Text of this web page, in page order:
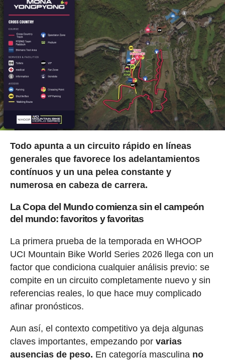
Todo apunta a un circuito rápido en líneas
generales que favorece los adelantamientos
contínuos y un una pelea constante y
numerosa en cabeza de carrera.
La Copa del Mundo comienza sin el campeón
del mundo: favoritos y favoritas
La primera prueba de la temporada en WHOOP
UCI Mountain Bike World Series 2026 llega con un
factor que condiciona cualquier análisis previo: se
compite en un circuito completamente nuevo y sin
referencias reales, lo que hace muy complicado
afinar pronósticos.
Aun así, el contexto competitivo ya deja algunas
claves importantes, empezando por varias
ausencias de peso. En categoría masculina no